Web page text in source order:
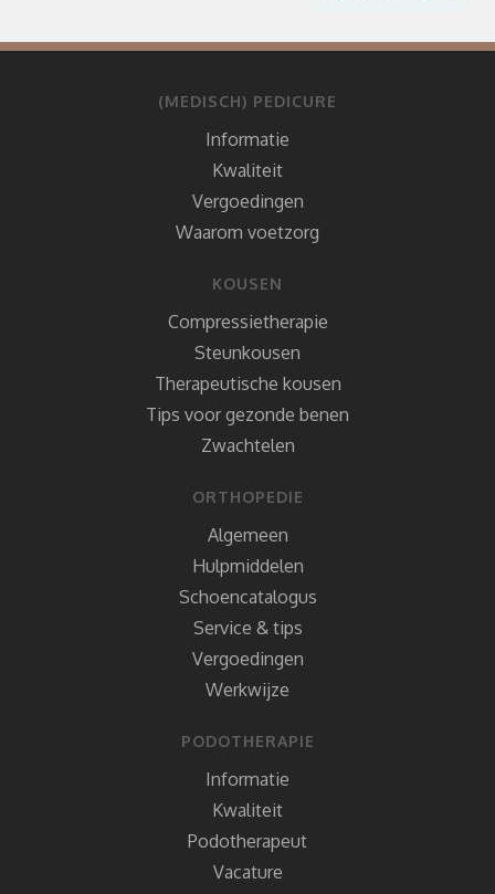
(MEDISCH) PEDICURE
Informatie
Kwaliteit
Vergoedingen
Waarom voetzorg
KOUSEN
Compressietherapie
Steunkousen
Therapeutische kousen
Tips voor gezonde benen
Zwachtelen
ORTHOPEDIE
Algemeen
Hulpmiddelen
Schoencatalogus
Service & tips
Vergoedingen
Werkwijze
PODOTHERAPIE
Informatie
Kwaliteit
Podotherapeut
Vacature